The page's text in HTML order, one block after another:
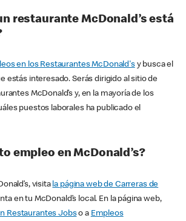
restaurante McDonald’s está
en los Restaurantes McDonald'sy busca el
estás interesado. Serás dirigido al sitio de
McDonald’s y, en la mayoría de los
puestos laborales ha publicado el
empleo en McDonald’s?
visita la página web de Carreras de
en tu McDonald’s local. En la página web,
Restaurantes Jobso a Empleos